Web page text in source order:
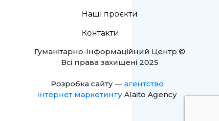
Наші проєкти
Контакти
Гуманітарно-Інформаційний Центр ©
Всі права захищені 2025
Розробка сайту — агентство
інтернет маркетингу Alaito Agency